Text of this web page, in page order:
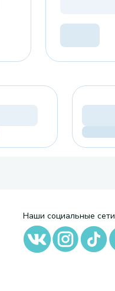
Наши социальные сети